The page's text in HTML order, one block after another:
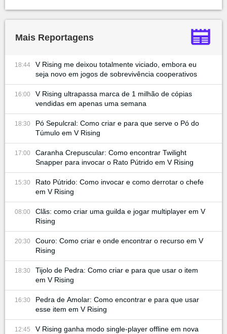
Mais Reportagens
18:44
V Rising me deixou totalmente viciado, embora eu
seja novo em jogos de sobrevivência cooperativos
16:00
V Rising ultrapassa marca de 1 milhão de cópias
vendidas em apenas uma semana
18:30
Pó Sepulcral: Como criar e para que serve o Pó do
Túmulo em V Rising
17:00
Caranha Crepuscular: Como encontrar Twilight
Snapper para invocar o Rato Pútrido em V Rising
15:30
Rato Pútrido: Como invocar e como derrotar o chefe
em V Rising
08:00
Clãs: como criar uma guilda e jogar multiplayer em V
Rising
20:30
Couro: Como criar e onde encontrar o recurso em V
Rising
18:30
Tijolo de Pedra: Como criar e para que usar o item
em V Rising
16:30
Pedra de Amolar: Como encontrar e para que usar
esse item em V Rising
12:45
V Rising ganha modo single-player offline em nova